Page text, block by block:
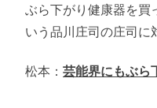
ぶら下がり健康器を買
いう品川庄司の庄司に
松本： 芸能界にもぶら